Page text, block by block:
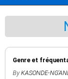
Genre et
By KASONDE-